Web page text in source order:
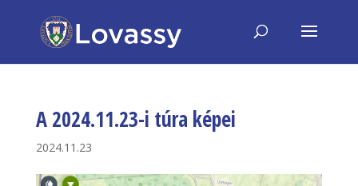
A 2024.11.23-i túra képei
2024.11.23